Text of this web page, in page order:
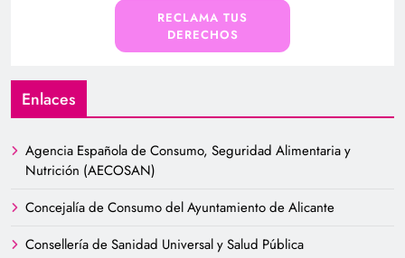
RECLAMA TUS
DERECHOS
Enlaces
Agencia Española de Consumo, Seguridad Alimentaria y
Nutrición (AECOSAN)
Concejalía de Consumo del Ayuntamiento de Alicante
Consellería de Sanidad Universal y Salud Pública